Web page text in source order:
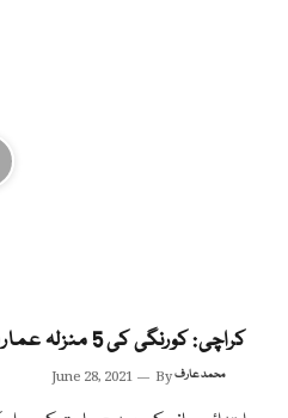
کراچی: کورنگی کی 5 منزلہ عمارت میں دراڑیں پڑ گئیں
June 28, 2021 Byمحمد عارف